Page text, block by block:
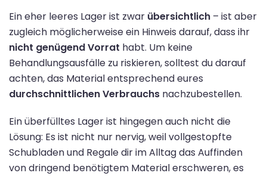
Ein eher leeres Lager ist zwar übersichtlich – ist aber
zugleich möglicherweise ein Hinweis darauf, dass ihr
nicht genügend Vorrat habt. Um keine
Behandlungsausfälle zu riskieren, solltest du darauf
achten, das Material entsprechend eures
durchschnittlichen Verbrauchs nachzubestellen.
Ein überfülltes Lager ist hingegen auch nicht die
Lösung: Es ist nicht nur nervig, weil vollgestopfte
Schubladen und Regale dir im Alltag das Auffinden
von dringend benötigtem Material erschweren, es